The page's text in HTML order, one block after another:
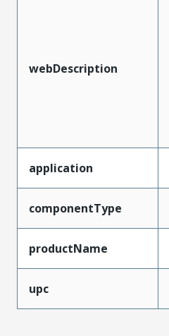
webDescription
application
componentType
productName
upc